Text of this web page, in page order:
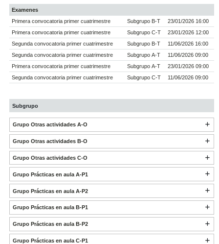
Examenes
Primera convocatoria primer cuatrimestre
Subgrupo B-T
23/01/2026 16:00
Primera convocatoria primer cuatrimestre
Subgrupo C-T
23/01/2026 12:00
Segunda convocatoria primer cuatrimestre
Subgrupo B-T
11/06/2026 16:00
Segunda convocatoria primer cuatrimestre
Subgrupo A-T
11/06/2026 09:00
Primera convocatoria primer cuatrimestre
Subgrupo A-T
23/01/2026 09:00
Segunda convocatoria primer cuatrimestre
Subgrupo C-T 11/06/2026 09:00
Subgrupo
Grupo Otras actividades A-O
Grupo Otras actividades B-O
Grupo Otras actividades C-O
Grupo Prácticas en aula A-P1
Grupo Prácticas en aula A-P2
Grupo Prácticas en aula B-P1
Grupo Prácticas en aula B-P2
Grupo Prácticas en aula C-P1